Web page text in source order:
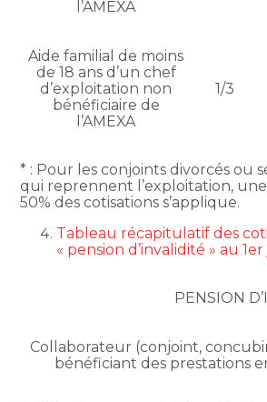
l’AMEXA
Aide familial de moins
de 18 ans d’un chef
d’exploitation non
bénéficiaire de
l’AMEXA
1/3
* : Pour les conjoints divorcés ou
qui reprennent l’exploitation,
50% des cotisations s’applique.
Tableau récapitulatif des
« pension d’invalidité » au
PENSION
Collaborateur (conjoint,
bénéficiant des prestations